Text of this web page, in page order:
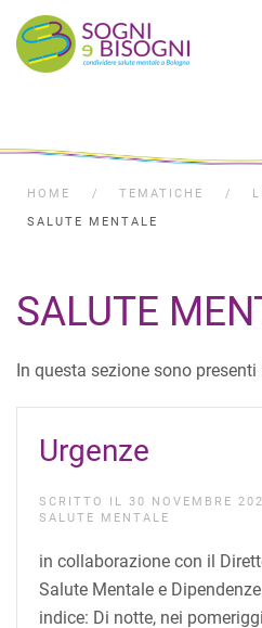
HOME TEMATICHE
SALUTE MENTALE
SALUTE
In questa sezione sono
Urgenze
SCRITTO IL 30 NOVEMBRE
SALUTE MENTALE
in collaborazione con il
Salute Mentale e
indice: Di notte, nei